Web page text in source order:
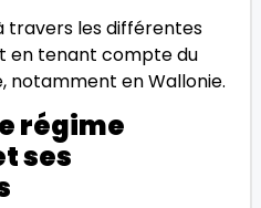
travers les différentes
en tenant compte du
notamment en Wallonie.
régime
ses